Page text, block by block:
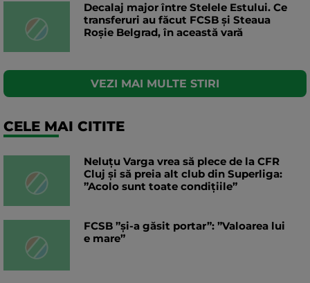
Decalaj major între Stelele Estului. Ce
transferuri au făcut FCSB și Steaua
Roșie Belgrad, în această vară
VEZI MAI MULTE STIRI
CELE MAI CITITE
Neluțu Varga vrea să plece de la CFR
Cluj și să preia alt club din Superliga:
”Acolo sunt toate condițiile”
FCSB ”și-a găsit portar”: ”Valoarea lui
e mare”